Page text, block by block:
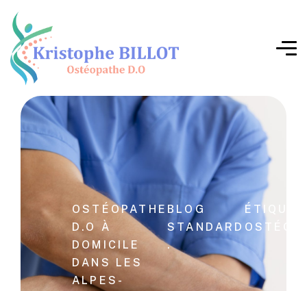
OSTÉOPATHE
D.O À
DOMICILE
DANS LES
ALPES-
BLOG
STANDARD
.